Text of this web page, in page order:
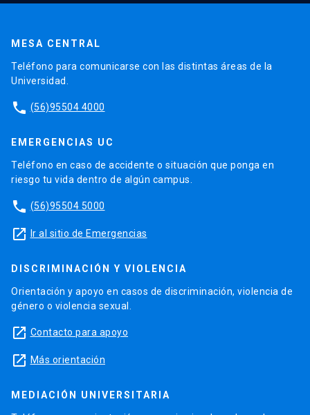
MESA CENTRAL
Teléfono para comunicarse con las distintas áreas de la
Universidad.
phone (56)95504 4000
EMERGENCIAS UC
Teléfono en caso de accidente o situación que ponga en
riesgo tu vida dentro de algún campus.
phone (56)95504 5000
launch Ir al sitio de Emergencias
DISCRIMINACIÓN Y VIOLENCIA
Orientación y apoyo en casos de discriminación, violencia de
género o violencia sexual.
launch Contacto para apoyo
launch Más orientación
MEDIACIÓN UNIVERSITARIA